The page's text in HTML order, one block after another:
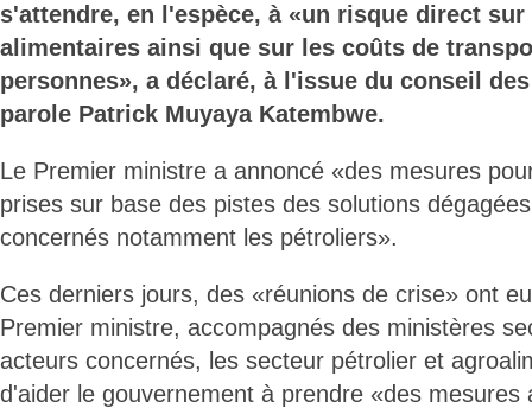
s'attendre, en l'espèce, à «un risque direct
alimentaires ainsi que sur les coûts de
personnes», a déclaré, à l'issue du conseil
parole Patrick Muyaya Katembwe.
Le Premier ministre a annoncé «des mesures
prises sur base des pistes des solutions
concernés notamment les pétroliers».
Ces derniers jours, des «réunions de crise» ont
Premier ministre, accompagnés des ministères
acteurs concernés, les secteur pétrolier et
d'aider le gouvernement à prendre «des mesures